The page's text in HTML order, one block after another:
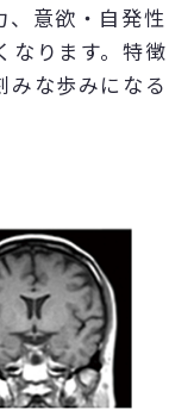
、意欲・自発性
なります。特徴
みな歩みになる